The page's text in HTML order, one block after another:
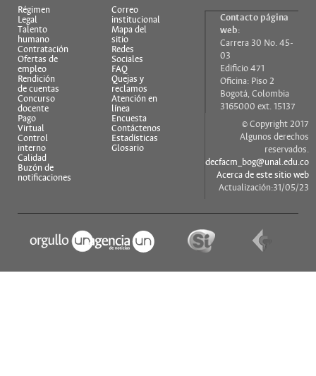
Régimen
Legal
Talento
humano
Contratación
Ofertas de
empleo
Rendición
de cuentas
Concurso
docente
Pago
Virtual
Control
interno
Calidad
Buzón de
notificaciones
Correo
institucional
Mapa del
sitio
Redes
Sociales
FAQ
Quejas y
reclamos
Atención en
línea
Encuesta
Contáctenos
Estadísticas
Glosario
Contacto página
web:
Carrera 30 No. 45-
03
Edificio 471
Oficina: Piso 2
Bogotá, Colombia
3165000 ext. 15137
© Copyright 2017
Algunos derechos
reservados.
decfacm_bog@unal.edu.co
Acerca de este sitio web
Actualización:31/05/23